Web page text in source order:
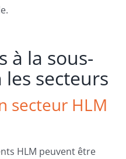
à la sous-
secteurs
secteur HLM
HLM peuvent être